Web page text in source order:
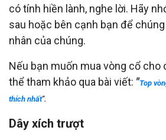
có tính hiền lành, nghe lời. Hãy
sau hoặc bên cạnh bạn để
nhân của chúng.
Nếu bạn muốn mua vòng cổ cho
thể tham khảo qua bài viết: "Top
thích nhất".
Dây xích trượt